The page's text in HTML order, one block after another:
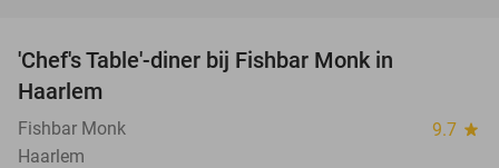
'Chef's Table'-diner bij Fishbar Monk in
Haarlem
Fishbar Monk 9.7 star
Haarlem